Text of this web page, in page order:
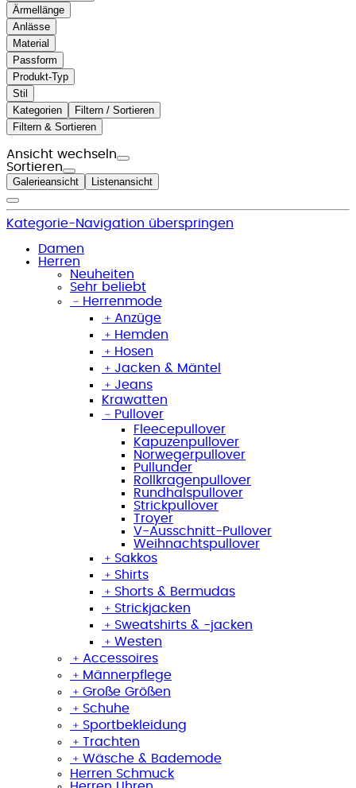
Ärmellänge
Anlässe
Material
Passform
Produkt-Typ
Stil
Kategorien
Filtern / Sortieren
Filtern & Sortieren
Ansicht wechseln
Sortieren
Galerieansicht Listenansicht
Kategorie-Navigation überspringen
Damen
Herren
Neuheiten
Sehr beliebt
﹣ Herrenmode
﹢ Anzüge
﹢ Hemden
﹢ Hosen
﹢ Jacken & Mäntel
﹢ Jeans
Krawatten
﹣ Pullover
Fleecepullover
Kapuzenpullover
Norwegerpullover
Pullunder
Rollkragenpullover
Rundhalspullover
Strickpullover
Troyer
V-Ausschnitt-Pullover
Weihnachtspullover
﹢ Sakkos
﹢ Shirts
﹢ Shorts & Bermudas
﹢ Strickjacken
﹢ Sweatshirts & -jacken
﹢ Westen
﹢ Accessoires
﹢ Männerpflege
﹢ Große Größen
﹢ Schuhe
﹢ Sportbekleidung
﹢ Trachten
﹢ Wäsche & Bademode
Herren Schmuck